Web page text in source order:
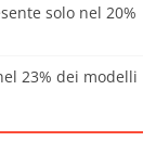
solo nel 20%
23% dei modelli